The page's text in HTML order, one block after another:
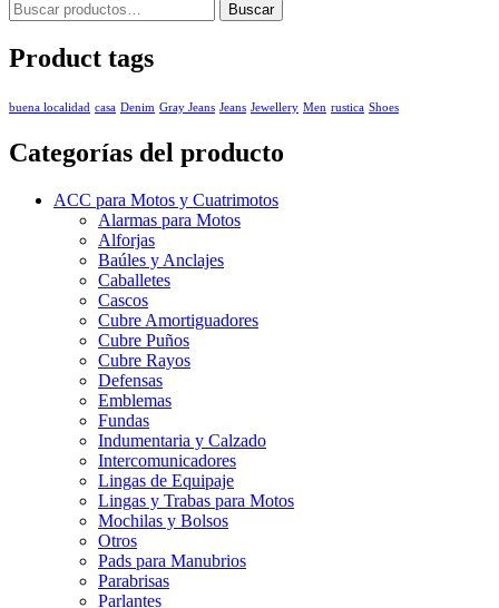
Buscar
Product tags
buena localidad casa Denim Gray Jeans Jeans Jewellery Men rustica Shoes
Categorías del producto
ACC para Motos y Cuatrimotos
Alarmas para Motos
Alforjas
Baúles y Anclajes
Caballetes
Cascos
Cubre Amortiguadores
Cubre Puños
Cubre Rayos
Defensas
Emblemas
Fundas
Indumentaria y Calzado
Intercomunicadores
Lingas de Equipaje
Lingas y Trabas para Motos
Mochilas y Bolsos
Otros
Pads para Manubrios
Parabrisas
Parlantes